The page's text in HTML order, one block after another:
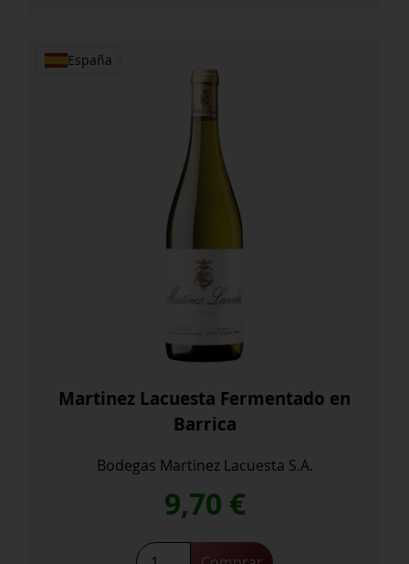
España
Martinez Lacuesta Fermentado en
Barrica
Bodegas Martinez Lacuesta S.A.
9,70 €
Martinez